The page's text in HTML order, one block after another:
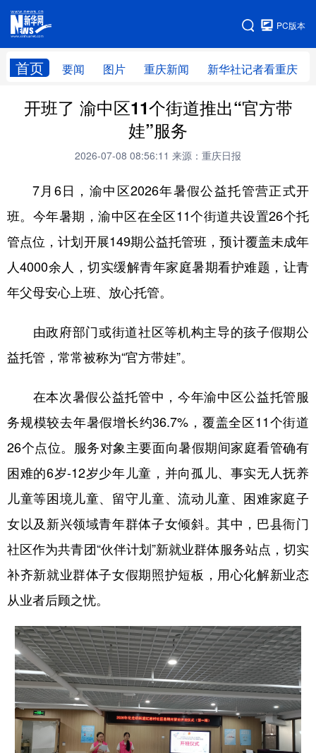
PC版本
首页 要闻 图片 重庆新闻 新华社记者看重庆
网站地图
开班了 渝中区11个街道推出“官方带
娃”服务
2026-07-08 08:56:11 来源：重庆日报
7月6日，渝中区2026年暑假公益托管营正式开
班。今年暑期，渝中区在全区11个街道共设置26个托
管点位，计划开展149期公益托管班，预计覆盖未成年
人4000余人，切实缓解青年家庭暑期看护难题，让青
年父母安心上班、放心托管。
由政府部门或街道社区等机构主导的孩子假期公
益托管，常常被称为“官方带娃”。
在本次暑假公益托管中，今年渝中区公益托管服
务规模较去年暑假增长约36.7%，覆盖全区11个街道
26个点位。服务对象主要面向暑假期间家庭看管确有
困难的6岁-12岁少年儿童，并向孤儿、事实无人抚养
儿童等困境儿童、留守儿童、流动儿童、困难家庭子
女以及新兴领域青年群体子女倾斜。其中，巴县衙门
社区作为共青团“伙伴计划”新就业群体服务站点，切实
补齐新就业群体子女假期照护短板，用心化解新业态
从业者后顾之忧。